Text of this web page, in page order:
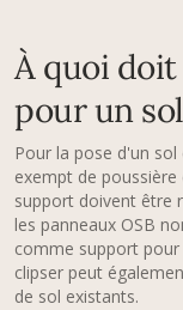
À quoi
pour un
Pour la pose d'un
exempt de poussière
support doivent être
les panneaux OSB
comme support pour
clipser peut
de sol existants.